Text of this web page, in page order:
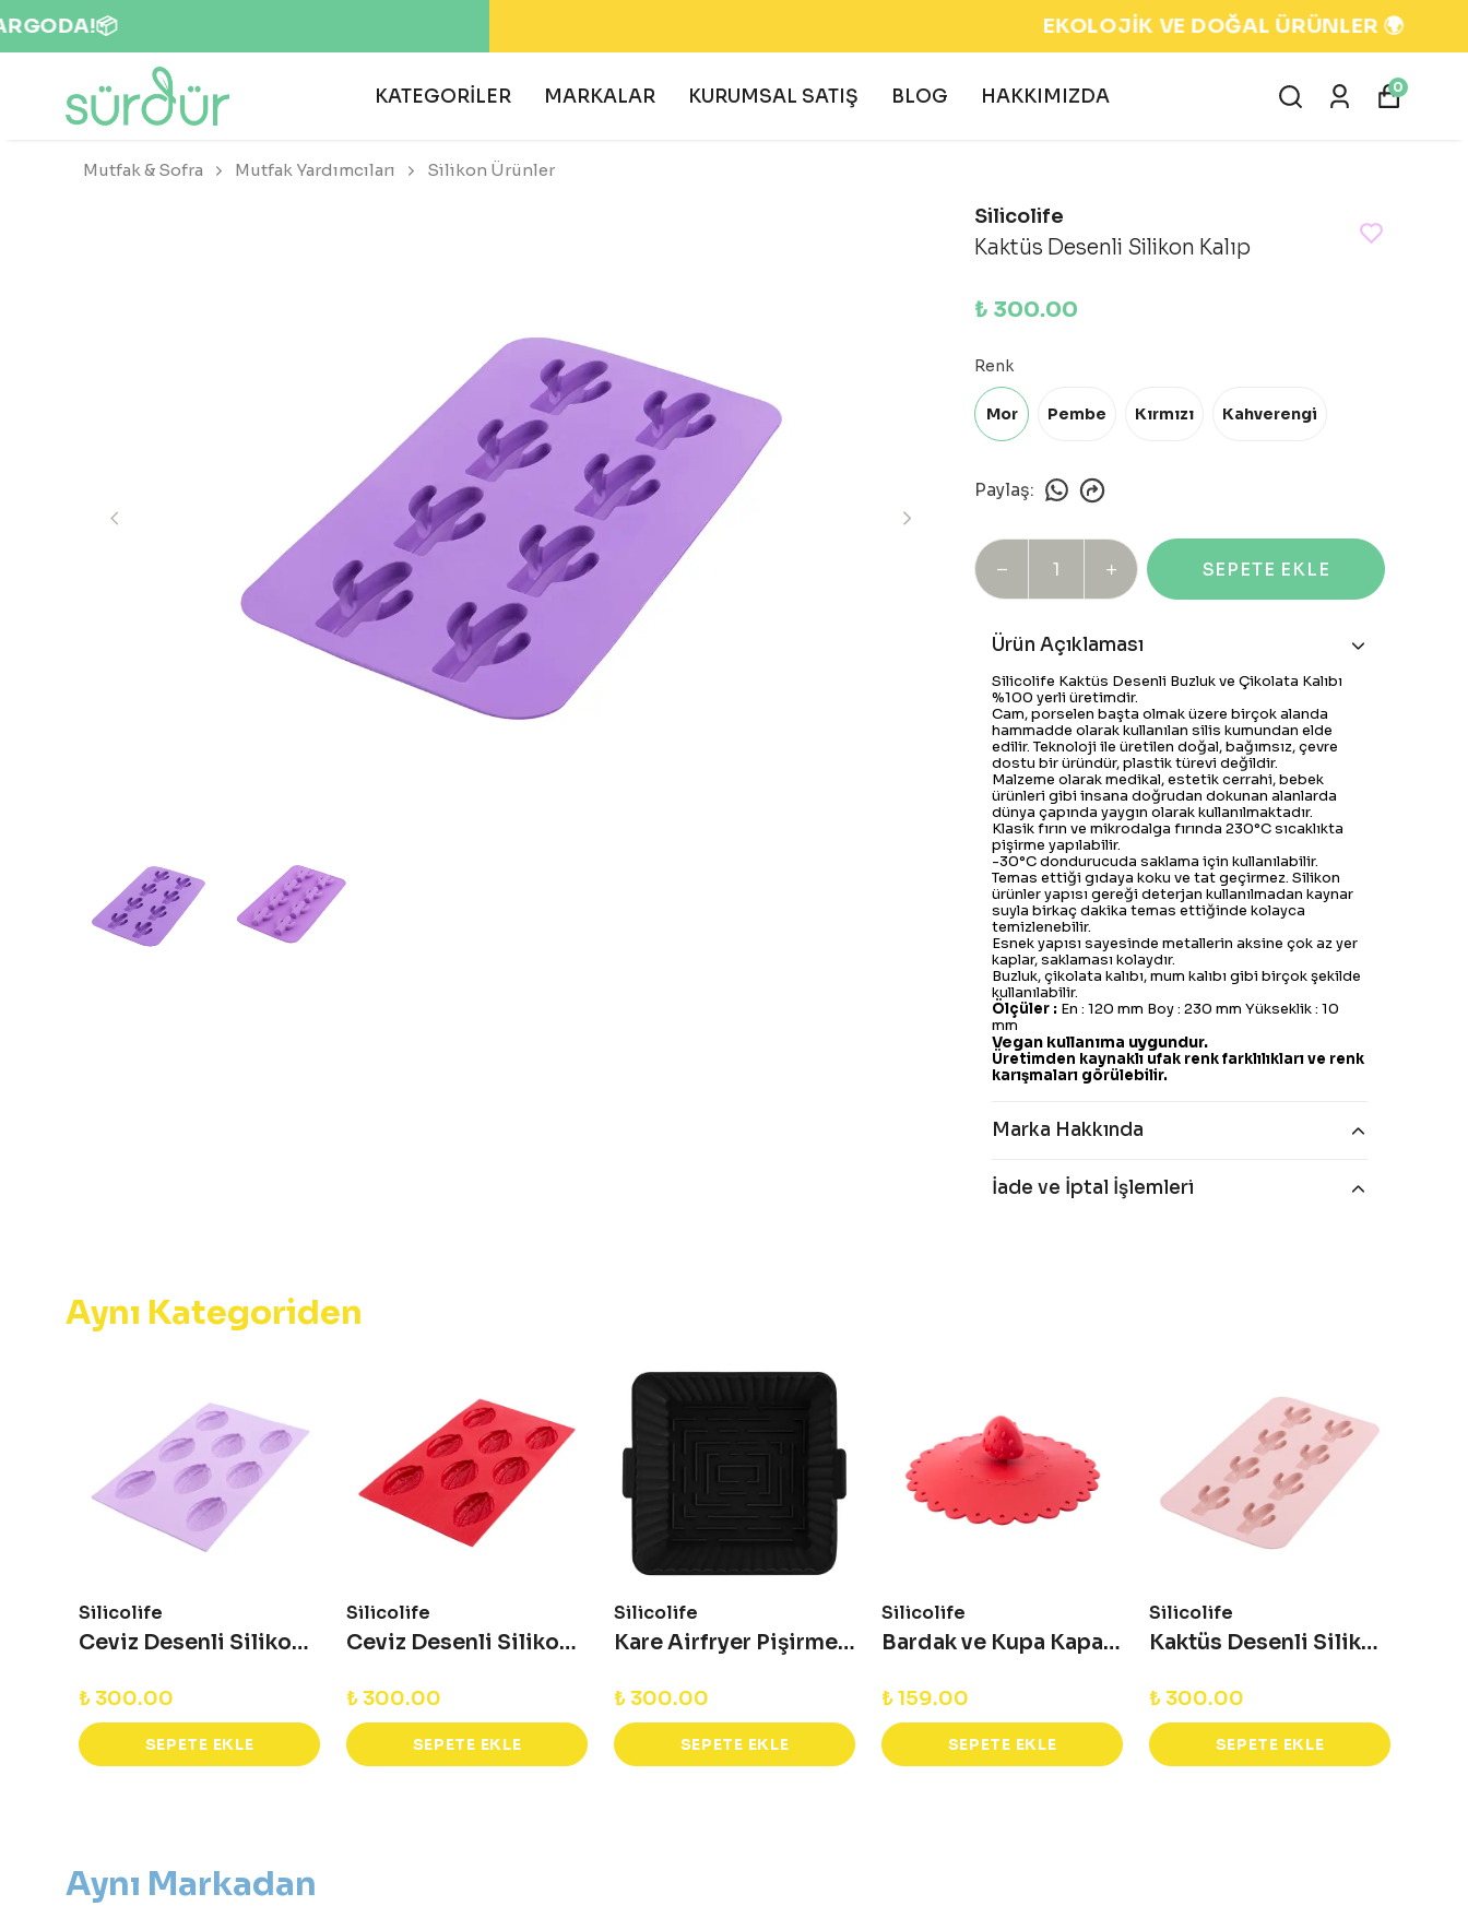
KATEGORİLER MARKALAR KURUMSAL SATIŞ BLOG HAKKIMIZDA 0
Mutfak & Sofra Mutfak Yardımcıları Silikon Ürünler
Silicolife
Kaktüs Desenli Silikon Kalıp
₺ 300.00
Renk
Mor Pembe Kırmızı Kahverengi
Paylaş:
SEPETE EKLE
Ürün Açıklaması
Silicolife Kaktüs Desenli Buzluk ve Çikolata Kalıbı
%100 yerli üretimdir.
Cam, porselen başta olmak üzere birçok alanda
hammadde olarak kullanılan silis kumundan elde
edilir. Teknoloji ile üretilen doğal, bağımsız, çevre
dostu bir üründür, plastik türevi değildir.
Malzeme olarak medikal, estetik cerrahi, bebek
ürünleri gibi insana doğrudan dokunan alanlarda
dünya çapında yaygın olarak kullanılmaktadır.
Klasik fırın ve mikrodalga fırında 230°C sıcaklıkta
pişirme yapılabilir.
-30°C dondurucuda saklama için kullanılabilir.
Temas ettiği gıdaya koku ve tat geçirmez. Silikon
ürünler yapısı gereği deterjan kullanılmadan kaynar
suyla birkaç dakika temas ettiğinde kolayca
temizlenebilir.
Esnek yapısı sayesinde metallerin aksine çok az yer
kaplar, saklaması kolaydır.
Buzluk, çikolata kalıbı, mum kalıbı gibi birçok şekilde
kullanılabilir.
Ölçüler : En : 120 mm Boy : 230 mm Yükseklik : 10
mm
Vegan kullanıma uygundur.
Üretimden kaynaklı ufak renk farklılıkları ve renk
karışmaları görülebilir.
Marka Hakkında
İade ve İptal İşlemleri
Aynı Kategoriden
Silicolife
Ceviz Desenli Silikon Kalıp
₺ 300.00
SEPETE EKLE
Silicolife
Ceviz Desenli Silikon Kalıp
₺ 300.00
SEPETE EKLE
Silicolife
Kare Airfryer Pişirme Kabı
₺ 300.00
SEPETE EKLE
Silicolife
Bardak ve Kupa Kapağı
₺ 159.00
SEPETE EKLE
Silicolife
Kaktüs Desenli Silikon Kalıp
₺ 300.00
SEPETE EKLE
Aynı Markadan